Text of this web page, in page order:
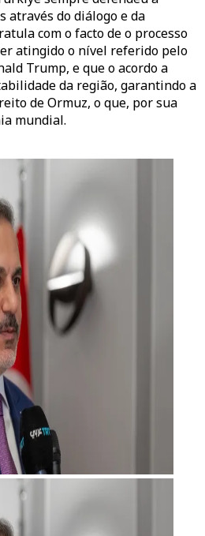
através do diálogo e da
com o facto de o processo
atingido o nível referido pelo
Trump, e que o acordo a
da região, garantindo a
de Ormuz, o que, por sua
mundial.